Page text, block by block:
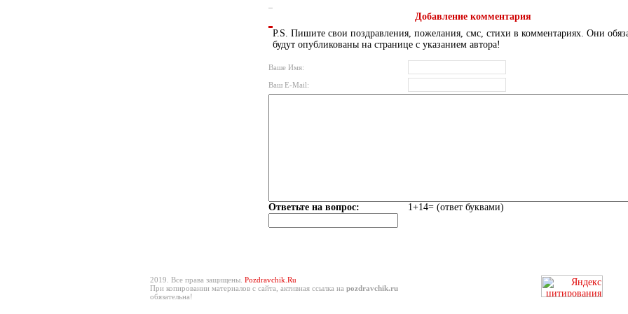
Добавление комментария
P.S. Пишите свои поздравления, пожелания, смс, стихи в комментариях. Они
будут опубликованы на странице с указанием автора!
Ваше Имя:
Ваш E-Mail:
Ответьте на вопрос: 1+14= (ответ буквами)
2019. Все права защищены. Pozdravchik.Ru
При копировании материалов с сайта, активная ссылка на pozdravchik.ru
обязательна!